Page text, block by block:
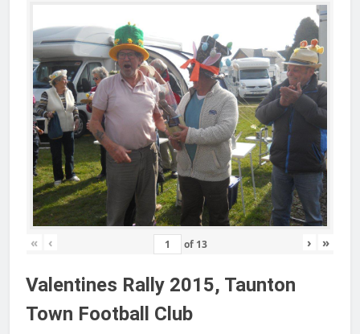
« ‹ of 13 › »
Valentines Rally 2015, Taunton
Town Football Club